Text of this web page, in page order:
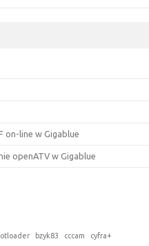
on-line w Gigablue
openATV w Gigablue
bzyk83 cccam cyfra+